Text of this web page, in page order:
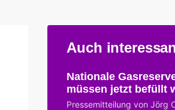
Auch
Nationale
müssen jetzt befüllt
Pressemitteilung von Jörg